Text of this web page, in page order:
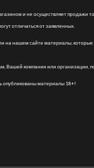
и не осуществляет продажи
отличаться от заявленных.
на нашем сайте материалы, которые
Вашей компании или организации,
опубликованы материалы 18+!